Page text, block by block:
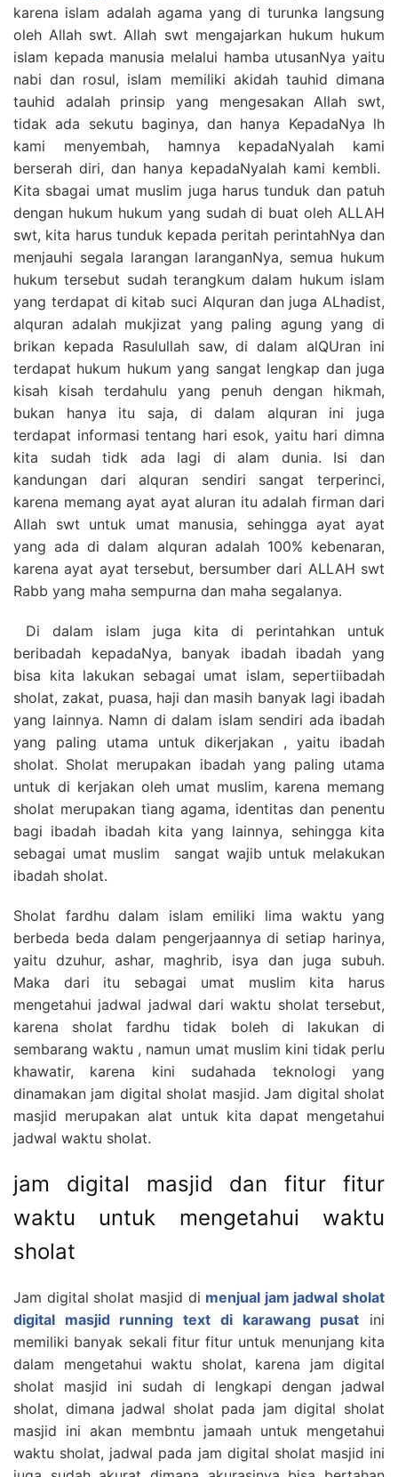
karena islam adalah agama yang di turunka langsung
oleh Allah swt. Allah swt mengajarkan hukum hukum
islam kepada manusia melalui hamba utusanNya yaitu
nabi dan rosul, islam memiliki akidah tauhid dimana
tauhid adalah prinsip yang mengesakan Allah swt,
tidak ada sekutu baginya, dan hanya KepadaNya lh
kami menyembah, hamnya kepadaNyalah kami
berserah diri, dan hanya kepadaNyalah kami kembli.
Kita sbagai umat muslim juga harus tunduk dan patuh
dengan hukum hukum yang sudah di buat oleh ALLAH
swt, kita harus tunduk kepada peritah perintahNya dan
menjauhi segala larangan laranganNya, semua hukum
hukum tersebut sudah terangkum dalam hukum islam
yang terdapat di kitab suci Alquran dan juga ALhadist,
alquran adalah mukjizat yang paling agung yang di
brikan kepada Rasulullah saw, di dalam alQUran ini
terdapat hukum hukum yang sangat lengkap dan juga
kisah kisah terdahulu yang penuh dengan hikmah,
bukan hanya itu saja, di dalam alquran ini juga
terdapat informasi tentang hari esok, yaitu hari dimna
kita sudah tidk ada lagi di alam dunia. Isi dan
kandungan dari alquran sendiri sangat terperinci,
karena memang ayat ayat aluran itu adalah firman dari
Allah swt untuk umat manusia, sehingga ayat ayat
yang ada di dalam alquran adalah 100% kebenaran,
karena ayat ayat tersebut, bersumber dari ALLAH swt
Rabb yang maha sempurna dan maha segalanya.
Di dalam islam juga kita di perintahkan untuk
beribadah kepadaNya, banyak ibadah ibadah yang
bisa kita lakukan sebagai umat islam, sepertiibadah
sholat, zakat, puasa, haji dan masih banyak lagi ibadah
yang lainnya. Namn di dalam islam sendiri ada ibadah
yang paling utama untuk dikerjakan , yaitu ibadah
sholat. Sholat merupakan ibadah yang paling utama
untuk di kerjakan oleh umat muslim, karena memang
sholat merupakan tiang agama, identitas dan penentu
bagi ibadah ibadah kita yang lainnya, sehingga kita
sebagai umat muslim sangat wajib untuk melakukan
ibadah sholat.
Sholat fardhu dalam islam emiliki lima waktu yang
berbeda beda dalam pengerjaannya di setiap harinya,
yaitu dzuhur, ashar, maghrib, isya dan juga subuh.
Maka dari itu sebagai umat muslim kita harus
mengetahui jadwal jadwal dari waktu sholat tersebut,
karena sholat fardhu tidak boleh di lakukan di
sembarang waktu , namun umat muslim kini tidak perlu
khawatir, karena kini sudahada teknologi yang
dinamakan jam digital sholat masjid. Jam digital sholat
masjid merupakan alat untuk kita dapat mengetahui
jadwal waktu sholat.
jam digital masjid dan fitur fitur
waktu untuk mengetahui waktu
sholat
Jam digital sholat masjid di menjual jam jadwal sholat
digital masjid running text di karawang pusat ini
memiliki banyak sekali fitur fitur untuk menunjang kita
dalam mengetahui waktu sholat, karena jam digital
sholat masjid ini sudah di lengkapi dengan jadwal
sholat, dimana jadwal sholat pada jam digital sholat
masjid ini akan membntu jamaah untuk mengetahui
waktu sholat, jadwal pada jam digital sholat masjid ini